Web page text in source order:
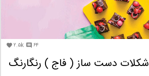
۲.۵k  ۶۴ 